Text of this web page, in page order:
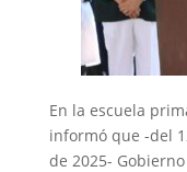
En la escuela
informó que -del
de 2025-